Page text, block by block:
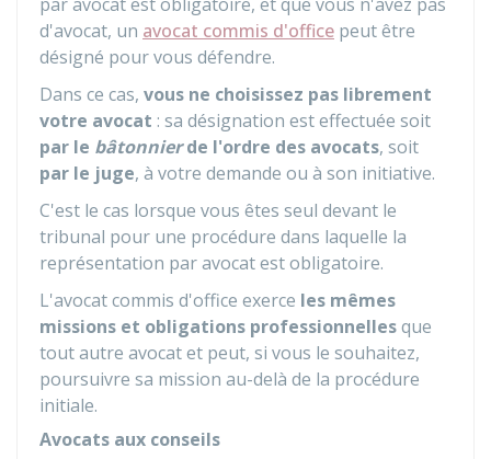
d'avocat, un avocat commis d'office peut être
désigné pour vous défendre.
Dans ce cas, vous ne choisissez pas librement
votre avocat : sa désignation est effectuée soit
par le bâtonnierde l'ordre des avocats, soit
par le juge, à votre demande ou à son initiative.
C'est le cas lorsque vous êtes seul devant le
tribunal pour une procédure dans laquelle la
représentation par avocat est obligatoire.
L'avocat commis d'office exerce les mêmes
missions et obligations professionnellesque
tout autre avocat et peut, si vous le souhaitez,
poursuivre sa mission au-delà de la procédure
initiale.
Avocats aux conseils